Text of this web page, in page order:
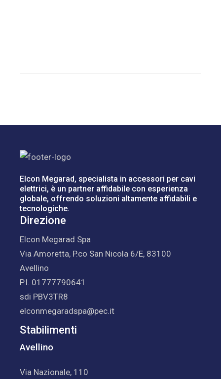
Elcon Megarad, specialista in accessori per cavi
elettrici, è un partner affidabile con esperienza
globale, offrendo soluzioni altamente affidabili e
tecnologiche.
Direzione
Elcon Megarad Spa
Via Amoretta, P.co San Nicola 6/E, 83100
Avellino
P.I. 01777790641
sdi PBV3TR8
elconmegaradspa@pec.it
Stabilimenti
Avellino
Via Nazionale, 110